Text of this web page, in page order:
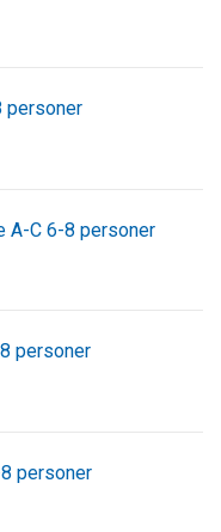
personer
A-C 6-8 personer
personer
personer